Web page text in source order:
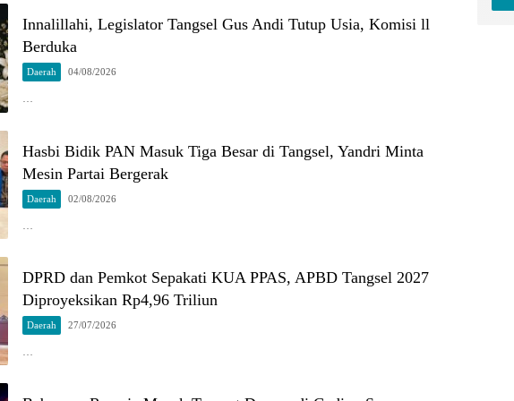
Innalillahi, Legislator Tangsel Gus Andi Tutup Usia, Komisi ll
Berduka
Daerah 04/08/2026
…
Hasbi Bidik PAN Masuk Tiga Besar di Tangsel, Yandri Minta
Mesin Partai Bergerak
Daerah 02/08/2026
DPRD dan Pemkot Sepakati KUA PPAS, APBD Tangsel 2027
Diproyeksikan Rp4,96 Triliun
Daerah 27/07/2026
…